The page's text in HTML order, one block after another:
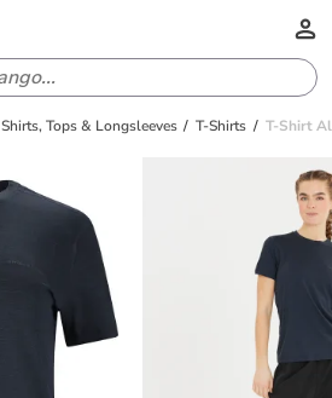
Shirts, Tops & Longsleeves T-Shirts T-Shirt